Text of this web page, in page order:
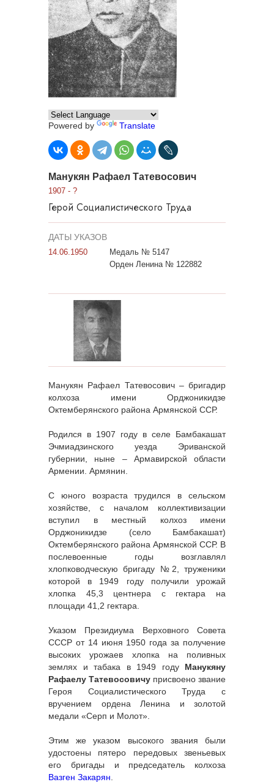
Powered by Translate
Манукян Рафаел Татевосович
1907 - ?
Герой Социалистического Труда
ДАТЫ УКАЗОВ
14.06.1950
Медаль № 5147
Орден Ленина № 122882
Манукян Рафаел Татевосович – бригадир
колхоза имени Орджоникидзе
Октемберянского района Армянской ССР.
Родился в 1907 году в селе Бамбакашат
Эчмиадзинского уезда Эриванской
губернии, ныне – Армавирской области
Армении. Армянин.
С юного возраста трудился в сельском
хозяйстве, с началом коллективизации
вступил в местный колхоз имени
Орджоникидзе (село Бамбакашат)
Октемберянского района Армянской ССР. В
послевоенные годы возглавлял
хлопководческую бригаду №2, труженики
которой в 1949 году получили урожай
хлопка 45,3 центнера с гектара на
площади 41,2 гектара.
Указом Президиума Верховного Совета
СССР от 14 июня 1950 года за получение
высоких урожаев хлопка на поливных
землях и табака в 1949 году Манукяну
Рафаелу Татевосовичу присвоено звание
Героя Социалистического Труда с
вручением ордена Ленина и золотой
медали «Серп и Молот».
Этим же указом высокого звания были
удостоены пятеро передовых звеньевых
его бригады и председатель колхоза
Вазген Закарян